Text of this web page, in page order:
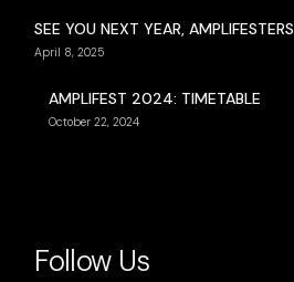
SEE YOU NEXT YEAR, AMPLIFESTERS
April 8, 2025
AMPLIFEST 2024: TIMETABLE
October 22, 2024
Follow Us